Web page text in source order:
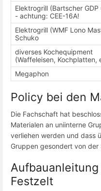
Elektrogrill (Bartscher GDP
- achtung: CEE-16A!
Elektrogrill (WMF Lono
Schuko
diverses Kochequipment
(Waffeleisen, Kochplatten,
Megaphon
Policy bei den
Die Fachschaft hat
Materialen an uniinterne
verliehen werden und dass
Gruppen gesondert von
Festzelt